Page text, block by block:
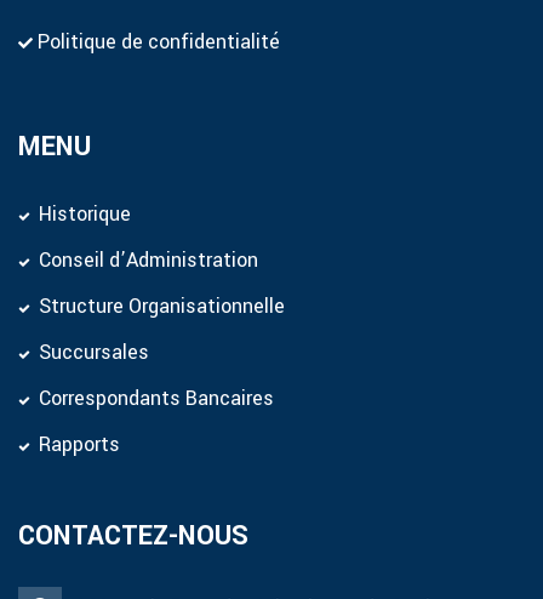
Politique de confidentialité
MENU
Historique
Conseil d’Administration
Structure Organisationnelle
Succursales
Correspondants Bancaires
Rapports
CONTACTEZ-NOUS